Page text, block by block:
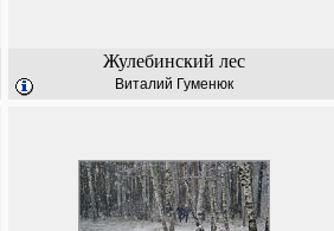
Жулебинский лес
Виталий Гуменюк